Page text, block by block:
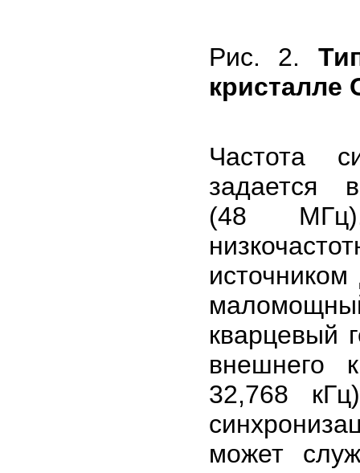
Рис. 2.
кристалле
Частота
задается
(48
кварцевый
внешнего
32,768
может